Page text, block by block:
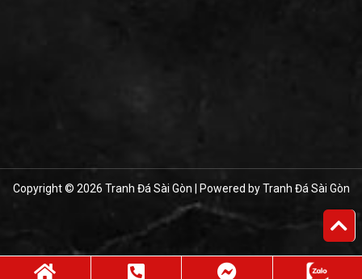
Copyright © 2026 Tranh Đá Sài Gòn | Powered by Tranh Đá Sài Gòn